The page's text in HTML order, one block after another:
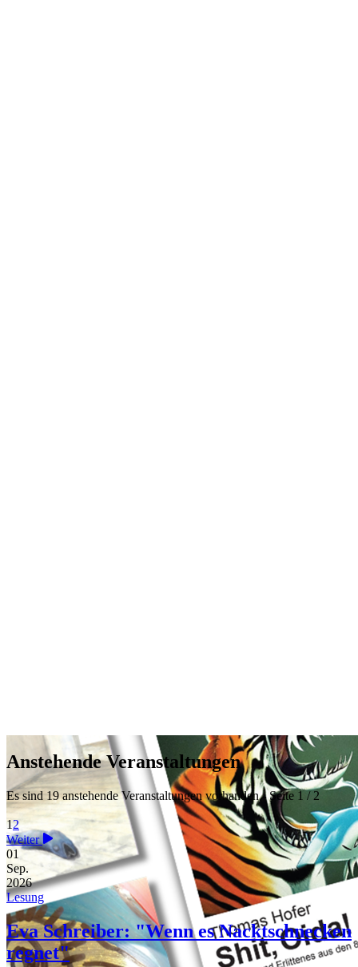
Anstehende Veranstaltungen
Es sind 19 anstehende Veranstaltungen vorhanden - Seite 1 / 2
12
Weiter
01
Sep.
2026
Lesung
Eva Schreiber: "Wenn es Nacktschnecken
regnet"